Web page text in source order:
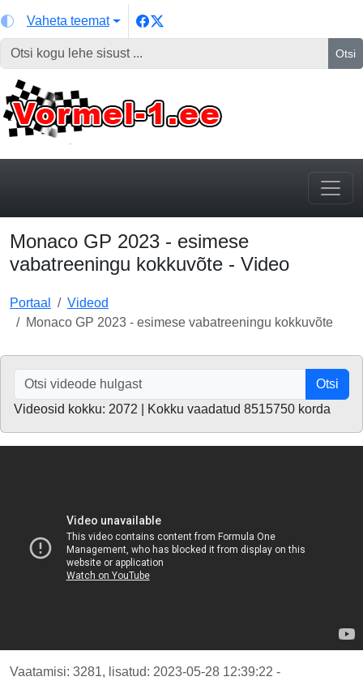
Vaheta teemat
Otsi
Monaco GP 2023 - esimese
vabatreeningu kokkuvõte - Video
Portaal
Videod
Monaco GP 2023 - esimese vabatreeningu kokkuvõte
Otsi
Videosid kokku: 2072 | Kokku vaadatud 8515750 korda
Vaatamisi: 3281, lisatud: 2023-05-28 12:39:22 -